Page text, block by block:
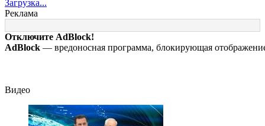
Крыму
ремонтировать
самостоятельно
Загрузка...
Реклама
Отключите AdBlock!
AdBlock — вредоносная программа, блокирующая
Видео